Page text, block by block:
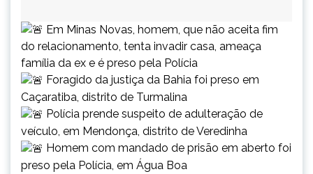
Em Minas Novas, homem, que não aceita fim
do relacionamento, tenta invadir casa, ameaça
família da ex e é preso pela Polícia
Foragido da justiça da Bahia foi preso em
Caçaratiba, distrito de Turmalina
Polícia prende suspeito de adulteração de
veículo, em Mendonça, distrito de Veredinha
Homem com mandado de prisão em aberto foi
preso pela Polícia, em Água Boa